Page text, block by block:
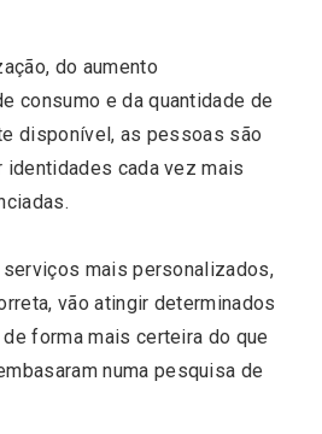
do aumento
consumo e da quantidade de
disponível, as pessoas são
cada vez mais
mais personalizados,
vão atingir determinados
forma mais certeira do que
numa pesquisa de